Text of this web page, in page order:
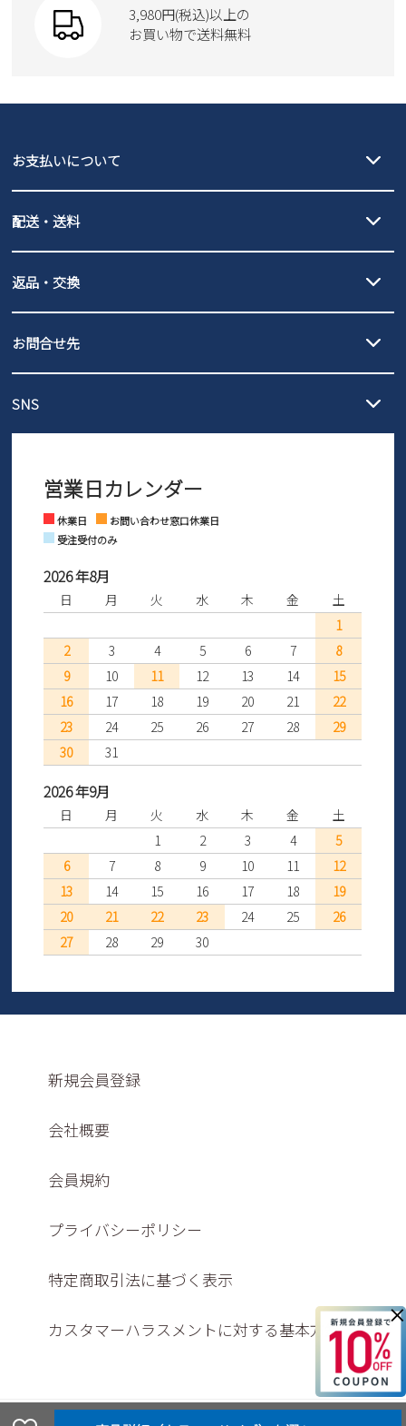
×
moz
Parade
GAP
new balance
瞬足
3,980円(税込)以上の
お買い物で送料無料
お支払いについて
PayPay（オンライン決済）、代金引換のご利用が可能です。
配送・送料
北海道・本州・四国・九州…550円
3,980円（税込）以上お買い上げで送料無料
発送日・送料詳細については
ご利用ください。
全国一律…220円（税込）
発送日・送料詳細についてはご利用ガイドを
ご利用ください。
返品・交換
の片道無料サービスを実施中！
ントとしても安心してご利用いただけるよう、サイズ交換の受付期
さい。
お問合せ先
営業時間：11時～17時
※土日祝はお問い合わせ窓口休業日となります。
SNS
Facebook Instagram
営業日カレンダー
休業日
お問い合わせ窓口休業日
受注受付のみ
2026 年8月
日 月 火 水 木 金
土
1
2
3 4 5 6 7
8
9
10 11 12 13 14
15
16
17 18 19 20 21
22
23
24 25 26 27 28
29
30
31
2026 年9月
日 月 火 水 木 金
土
1
2 3 4
5
6
7 8 9 10 11
12
13
14 15 16 17 18
19
20
21 22 23 24 25
26
27
28 29 30
新規会員登録
会社概要
会員規約
プライバシーポリシー
特定商取引法に基づく表示
カスタマーハラスメントに対する基本方針